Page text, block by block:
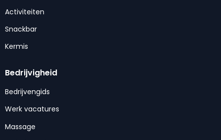
Activiteiten
Snackbar
Kermis
Bedrijvigheid
Bedrijvengids
Werk vacatures
Massage